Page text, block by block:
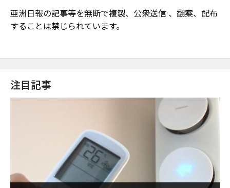
亜洲日報の記事等を無断で複製、公衆送信 、翻案、配布
することは禁じられています。
注目記事